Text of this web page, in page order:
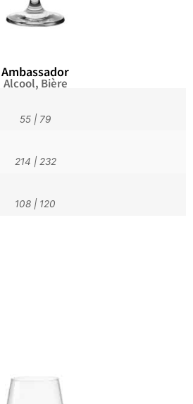
Ambassador
Alcool, Bière
55 | 79
214 | 232
108 | 120